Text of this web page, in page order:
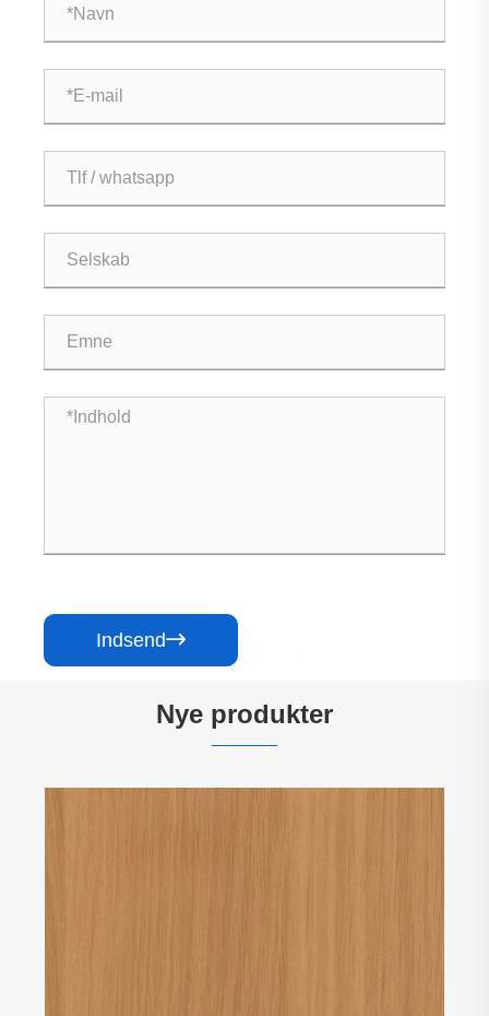
Indsend
Nye produkter